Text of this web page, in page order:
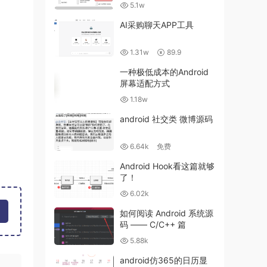
5.1w
AI采购聊天APP工具
1.31w 89.9
一种极低成本的Android
屏幕适配方式
1.18w
android 社交类 微博源码
6.64k 免费
Android Hook看这篇就够
了！
6.02k
如何阅读 Android 系统源
码 —— C/C++ 篇
5.88k
android仿365的日历显